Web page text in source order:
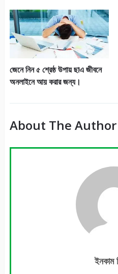
জেনে নিন ৫ শ্রেষ্ঠ উপায় ছাএ জীবনে
অনলাইনে আয় করার জন্য।
About The Author
ইনকাম